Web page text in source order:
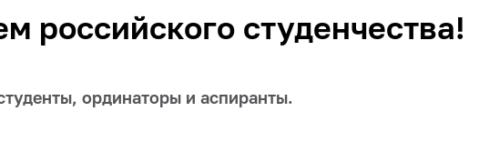
российского студенчества!
ординаторы и аспиранты.